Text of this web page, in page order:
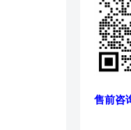
售前咨